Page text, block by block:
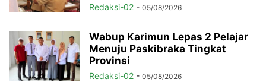
Redaksi-02 - 05/08/2026
Wabup Karimun Lepas 2 Pelajar
Menuju Paskibraka Tingkat
Provinsi
Redaksi-02 - 05/08/2026